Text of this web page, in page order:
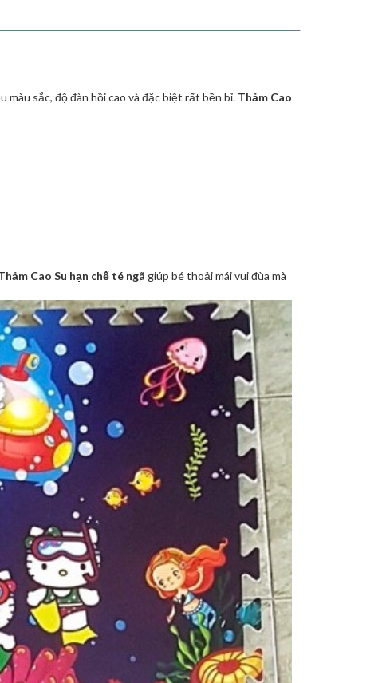
sắc, độ đàn hồi cao và đặc biệt rất bền bỉ. Thảm Cao
Cao Su hạn chế té ngã giúp bé thoải mái vui đùa mà